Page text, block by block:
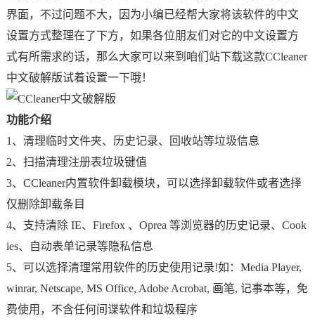
界面，不过问题不大，因为小编已经帮大家将该软件的中文
设置方式整理在了下方，如果各位朋友们对它的中文设置方
式有所需求的话，那么大家可以来到咱们站下载这款CCleaner
中文破解版试着设置一下哦！
功能介绍
1、清理临时文件夹、历史记录、回收站等垃圾信息
2、扫描清理注册表垃圾键值
3、CCleaner内置软件卸载模块，可以选择卸载软件或者选择
仅删除卸载条目
4、支持清除 IE、Firefox 、Oprea 等浏览器的历史记录、Cook
ies、自动表单记录等隐私信息
5、可以选择清理常用软件的历史使用记录!如：Media Player,
winrar, Netscape, MS Office, Adobe Acrobat, 画笔, 记事本等，免
费使用，不含任何间谍软件和垃圾程序